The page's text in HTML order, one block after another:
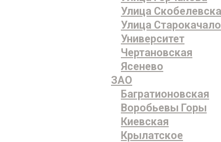
Улица
Улица
Университет
Чертановская
Ясенево
ЗАО
Багратионовская
Воробьевы Горы
Киевская
Крылатское